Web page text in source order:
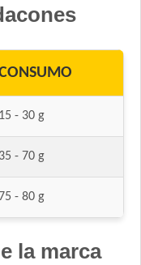
15 - 30 g
35 - 70 g
75 - 80 g
la marca